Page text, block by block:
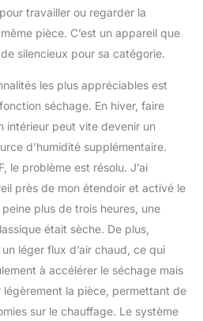
travailler ou regarder la
pièce. C’est un appareil que
silencieux pour sa catégorie.
les plus appréciables est
séchage. En hiver, faire
intérieur peut vite devenir un
d’humidité supplémentaire.
le problème est résolu. J’ai
près de mon étendoir et activé le
plus de trois heures, une
était sèche. De plus,
léger flux d’air chaud, ce qui
à accélérer le séchage mais
légèrement la pièce, permettant de
sur le chauffage. Le système